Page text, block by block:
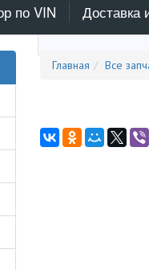
Выберите
по VIN Доставка
Главная Все